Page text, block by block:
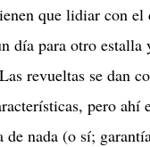
que lidiar con el
día para otro estalla
revueltas se dan
pero ahí
de nada (o sí;